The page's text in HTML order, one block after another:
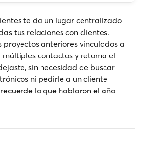
te da un lugar centralizado
tus relaciones con clientes.
proyectos anteriores vinculados a
múltiples contactos y retoma el
sin necesidad de buscar
ni pedirle a un cliente
lo que hablaron el año